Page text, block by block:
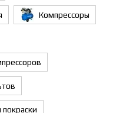
Компрессоры